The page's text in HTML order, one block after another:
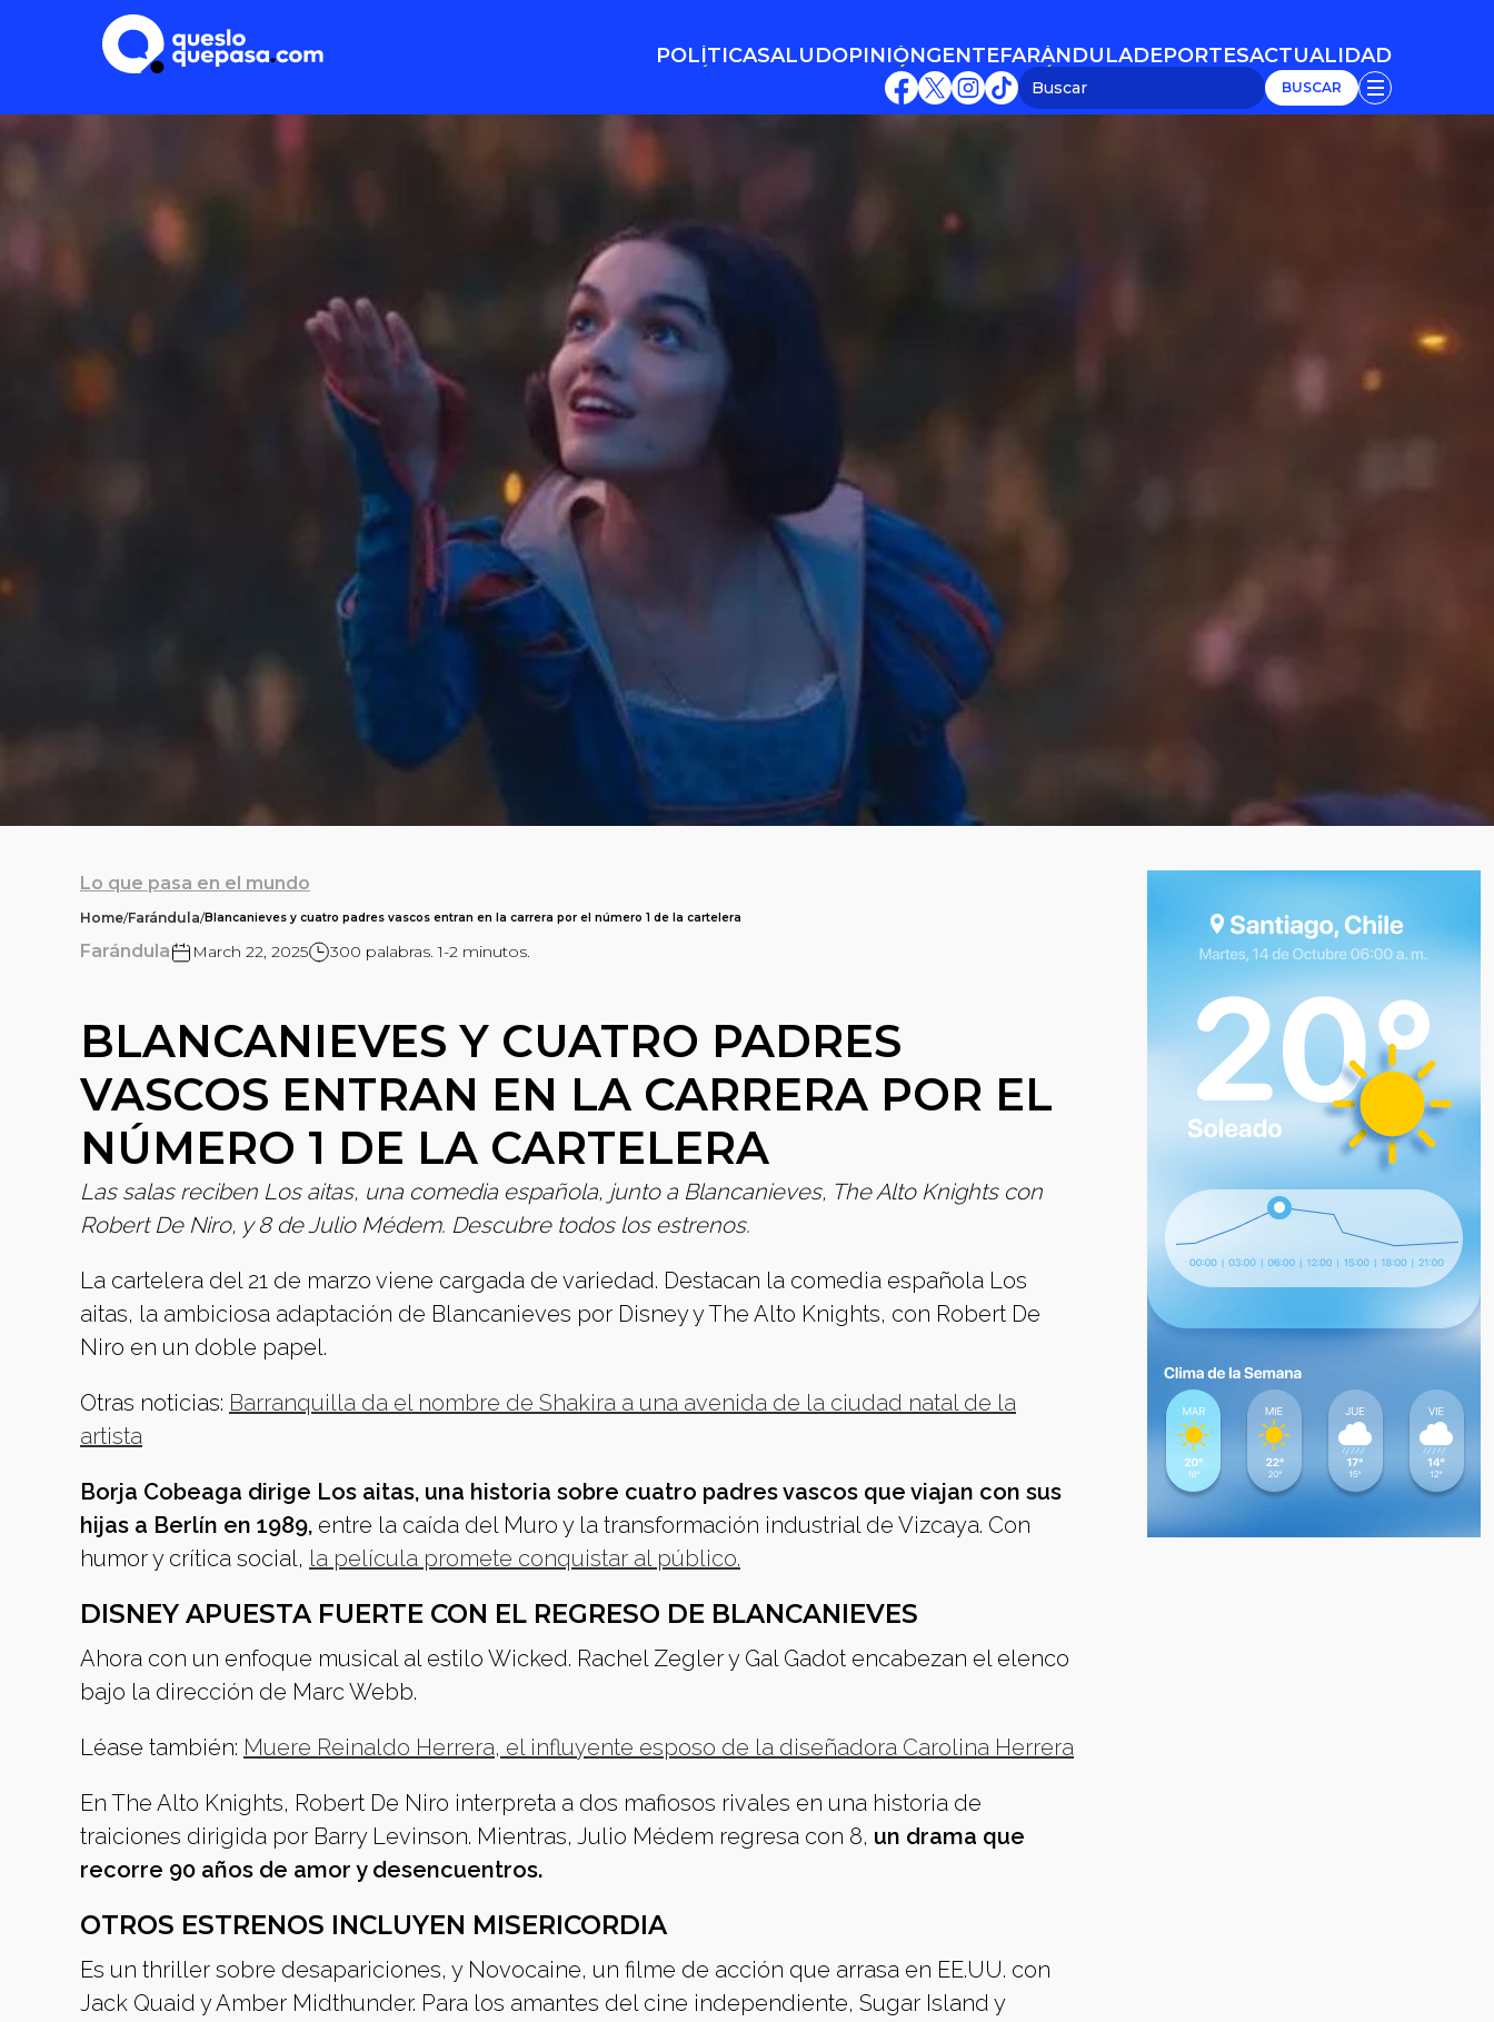
POLÍTICASALUDOPINIÓN
OPINIÓN
GENTE
GENTE
FARÁNDULA
FARÁNDULA
DEPORTESACTUALIDAD
ACTUALIDAD
Lo que pasa en el mundo
Home/Farándula/Blancanieves y cuatro padres vascos entran en la carrera por el número 1 de la cartelera
Farándula March 22, 2025 300 palabras. 1-2 minutos.
BLANCANIEVES Y CUATRO PADRES
VASCOS ENTRAN EN LA CARRERA POR EL
NÚMERO 1 DE LA CARTELERA
Las salas reciben Los aitas, una comedia española, junto a Blancanieves, The Alto Knights con
Robert De Niro, y 8 de Julio Médem. Descubre todos los estrenos.
La cartelera del 21 de marzo viene cargada de variedad. Destacan la comedia española Los
aitas, la ambiciosa adaptación de Blancanieves por Disney y The Alto Knights, con Robert De
Niro en un doble papel.
Otras noticias: Barranquilla da el nombre de Shakira a una avenida de la ciudad natal de la
artista
Borja Cobeaga dirige Los aitas, una historia sobre cuatro padres vascos que viajan con sus
hijas a Berlín en 1989, entre la caída del Muro y la transformación industrial de Vizcaya. Con
humor y crítica social, la película promete conquistar al público.
DISNEY APUESTA FUERTE CON EL REGRESO DE BLANCANIEVES
Ahora con un enfoque musical al estilo Wicked. Rachel Zegler y Gal Gadot encabezan el elenco
bajo la dirección de Marc Webb.
Léase también: Muere Reinaldo Herrera, el influyente esposo de la diseñadora Carolina Herrera
En The Alto Knights, Robert De Niro interpreta a dos mafiosos rivales en una historia de
traiciones dirigida por Barry Levinson. Mientras, Julio Médem regresa con 8, un drama que
recorre 90 años de amor y desencuentros.
OTROS ESTRENOS INCLUYEN MISERICORDIA
Es un thriller sobre desapariciones, y Novocaine, un filme de acción que arrasa en EE.UU. con
Jack Quaid y Amber Midthunder. Para los amantes del cine independiente, Sugar Island y